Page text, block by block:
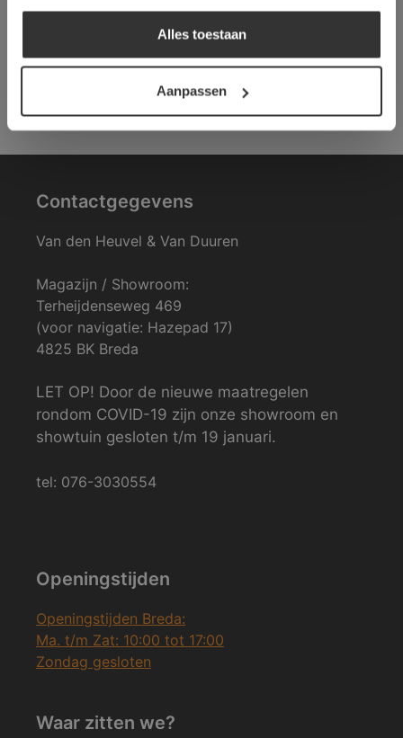
Alles toestaan
Aanpassen
Contactgegevens
Van den Heuvel & Van Duuren
Magazijn / Showroom:
Terheijdenseweg 469
(voor navigatie: Hazepad 17)
4825 BK Breda
LET OP! Door de nieuwe maatregelen
rondom COVID-19 zijn onze showroom en
showtuin gesloten t/m 19 januari.
tel: 076-3030554
Openingstijden
Openingstijden Breda:
Ma. t/m Zat: 10:00 tot 17:00
Zondag gesloten
Waar zitten we?
ALLES AFWIJZEN
DETAILS WEERGEVEN